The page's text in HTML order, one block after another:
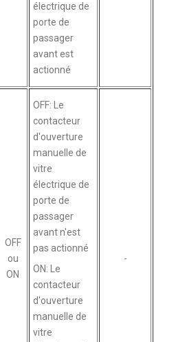
électrique de
porte de
passager
avant est
actionné
OFF
ou
ON
OFF: Le
contacteur
d'ouverture
manuelle de
vitre
électrique de
porte de
passager
avant n'est
pas actionné
ON: Le
contacteur
d'ouverture
manuelle de
vitre
-